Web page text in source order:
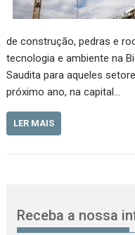
de construção, pedras e
tecnologia e ambiente na
Saudita para aqueles
próximo ano, na capital…
LER MAIS
Receba a nossa